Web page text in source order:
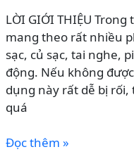
Đến
Máy
Chiếu
Laser
&
Smart
LỜI GIỚI THIỆU
mang theo rất nhiều
sạc, củ sạc, tai nghe,
động. Nếu không
dụng này rất dễ bị
quá
Top
Đọc thêm »